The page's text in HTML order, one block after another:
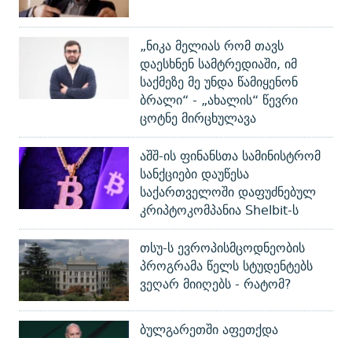
„ნიკა მელიას რომ თავს
დაესხნენ სამტრედიაში, იმ
საქმეზე მე უნდა წამიყენონ
ბრალი“ - „ახალის“ წევრი
ცოტნე მირცხულავა
აშშ-ის ფინანსთა სამინისტრომ
სანქციები დაუწესა
საქართველოში დაფუძნებულ
კრიპტოკომპანია Shelbit-ს
თსუ-ს ევროპისმცოდნეობის
პროგრამა წელს სტუდენტებს
ვეღარ მიიღებს - რატომ?
ბულგარეთში აფეთქდა